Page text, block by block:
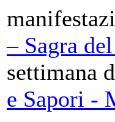
– Sagra
settimana
e Sapori -